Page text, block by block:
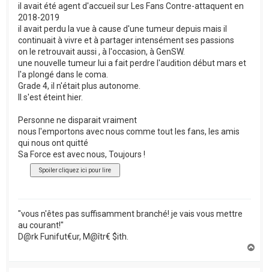
il avait été agent d'accueil sur Les Fans Contre-attaquent en
2018-2019
il avait perdu la vue à cause d'une tumeur depuis mais il
continuait à vivre et à partager intensément ses passions
on le retrouvait aussi , à l'occasion, à GenSW.
une nouvelle tumeur lui a fait perdre l'audition début mars et
l'a plongé dans le coma.
Grade 4, il n'était plus autonome.
Il s'est éteint hier.
Personne ne disparait vraiment
nous l'emportons avec nous comme tout les fans, les amis
qui nous ont quitté
Sa Force est avec nous, Toujours !
"vous n'êtes pas suffisamment branché! je vais vous mettre
au courant!"
D@rk Funifut€ur, M@îtr€ $ith.